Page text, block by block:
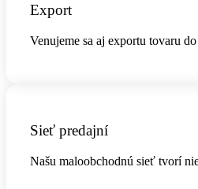
Export
Venujeme sa aj exportu tovaru
Sieť predajní
Našu maloobchodnú sieť tvorí